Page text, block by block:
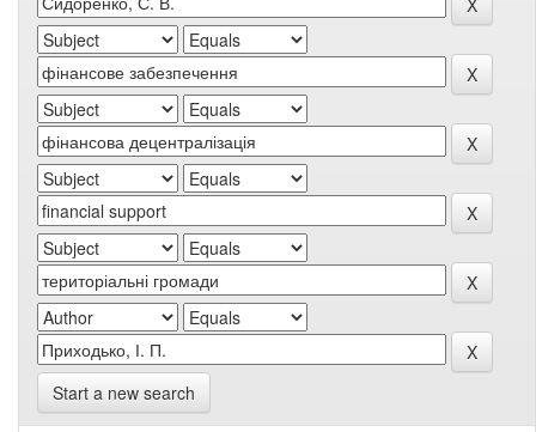
Start a new search